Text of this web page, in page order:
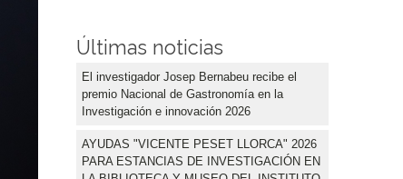
Últimas noticias
El investigador Josep Bernabeu recibe el
premio Nacional de Gastronomía en la
Investigación e innovación 2026
AYUDAS "VICENTE PESET LLORCA" 2026
PARA ESTANCIAS DE INVESTIGACIÓN EN